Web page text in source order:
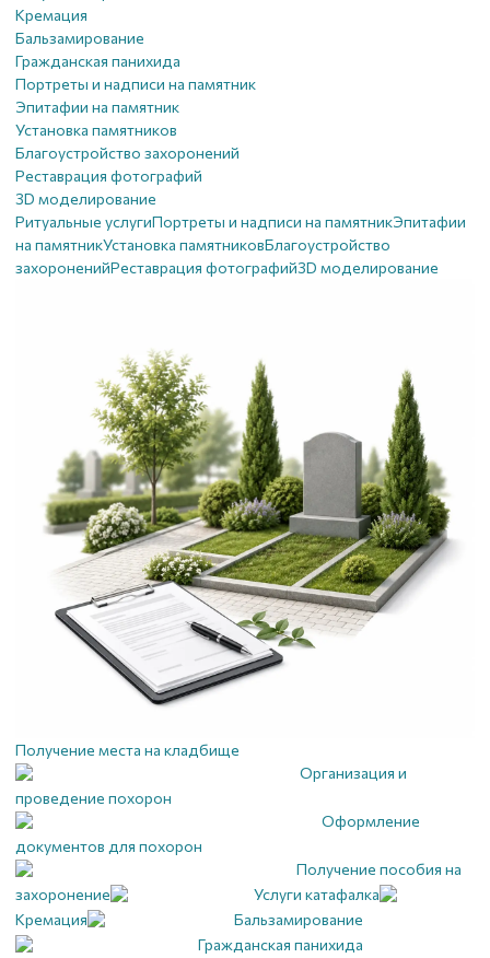
Кремация
Бальзамирование
Гражданская панихида
Портреты и надписи на памятник
Эпитафии на памятник
Установка памятников
Благоустройство захоронений
Реставрация фотографий
3D моделирование
Ритуальные услугиПортреты и надписи на памятникЭпитафии
на памятникУстановка памятниковБлагоустройство
захороненийРеставрация фотографий3D моделирование
Получение места на кладбище
Организация и
проведение похорон
Оформление
документов для похорон
Получение пособия на
захоронение
Услуги катафалка
Кремация
Бальзамирование
Гражданская панихида